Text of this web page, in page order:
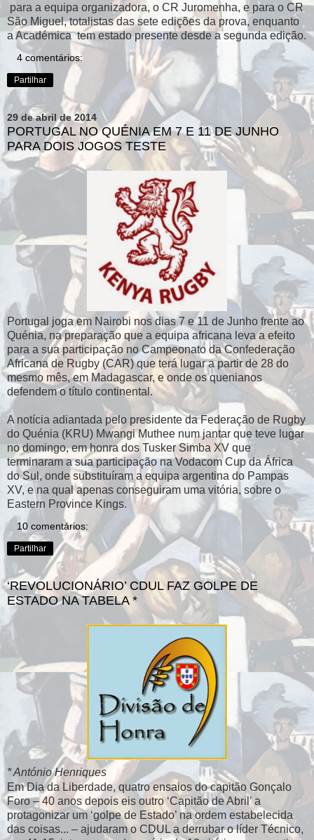
para a equipa organizadora, o CR Juromenha, e para o CR
São Miguel, totalistas das sete edições da prova, enquanto
a Académica tem estado presente desde a segunda edição.
4 comentários:
Partilhar
29 de abril de 2014
PORTUGAL NO QUÉNIA EM 7 E 11 DE JUNHO
PARA DOIS JOGOS TESTE
Portugal joga em Nairobi nos dias 7 e 11 de Junho frente ao
Quénia, na preparação que a equipa africana leva a efeito
para a sua participação no Campeonato da Confederação
Africana de Rugby (CAR) que terá lugar a partir de 28 do
mesmo mês, em Madagascar, e onde os quenianos
defendem o título continental.
A notícia adiantada pelo presidente da Federação de Rugby
do Quénia (KRU) Mwangi Muthee num jantar que teve lugar
no domingo, em honra dos Tusker Simba XV que
terminaram a sua participação na Vodacom Cup da África
do Sul, onde substituíram a equipa argentina do Pampas
XV, e na qual apenas conseguiram uma vitória, sobre o
Eastern Province Kings.
10 comentários:
Partilhar
‘REVOLUCIONÁRIO’ CDUL FAZ GOLPE DE
ESTADO NA TABELA *
* António Henriques
Em Dia da Liberdade, quatro ensaios do capitão Gonçalo
Foro – 40 anos depois eis outro ‘Capitão de Abril’ a
protagonizar um ‘golpe de Estado’ na ordem estabelecida
das coisas... – ajudaram o CDUL a derrubar o líder Técnico,